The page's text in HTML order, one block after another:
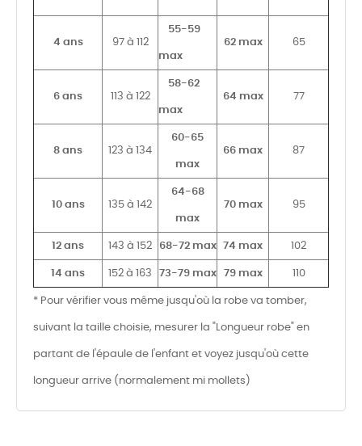
4 ans 97 à 112
55-59
max
62 max 65
6 ans 113 à 122
58-62
max
64 max 77
8 ans 123 à 134
60-65
max
66 max 87
10 ans 135 à 142
64-68
max
70 max 95
12 ans 143 à 152 68-72 max 74 max 102
14 ans 152 à 163 73-79 max 79 max 110
* Pour vérifier vous même jusqu'où la robe va tomber,
suivant la taille choisie, mesurer la "Longueur robe" en
partant de l'épaule de l'enfant et voyez jusqu'où cette
longueur arrive (normalement mi mollets)